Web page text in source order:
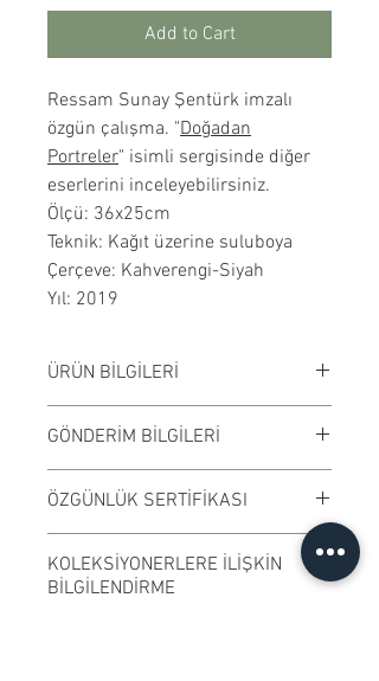
Add to Cart
Ressam Sunay Şentürk imzalı
özgün çalışma. "Doğadan
Portreler" isimli sergisinde diğer
eserlerini inceleyebilirsiniz.
Ölçü: 36x25cm
Teknik: Kağıt üzerine suluboya
Çerçeve: Kahverengi-Siyah
Yıl: 2019
ÜRÜN BİLGİLERİ
çalışılmıştır. Çerçeveli
satılmaktadır. Çalışma rengi digital
ortamda değişiklik gösterebilir.
GÖNDERİM BİLGİLERİ
ve randevu ile elden teslim edilir.
Ödeme işleminden önce randevu
bilgisi alabilirsiniz.
Kargo ile gönderime uygundur.
ÖZGÜNLÜK SERTİFİKASI
Ressamın imzaladığı "Özgünlük
Sertifikası" ile gönderilmektedir.
KOLEKSİYONERLERE İLİŞKİN
BİLGİLENDİRME